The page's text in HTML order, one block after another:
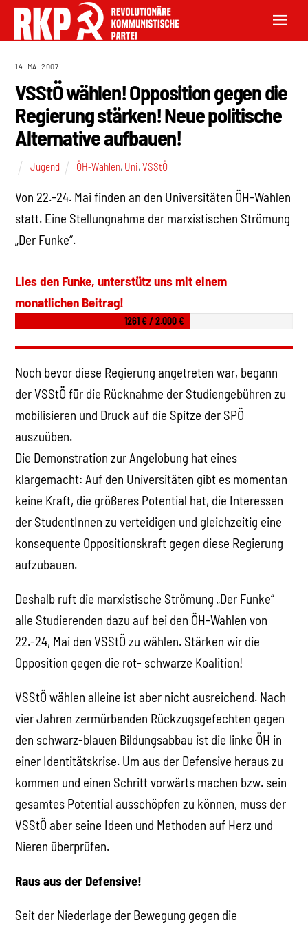
14. MAI 2007
VSStÖ wählen! Opposition gegen die
Regierung stärken! Neue politische
Alternative aufbauen!
Jugend ÖH-Wahlen, Uni,VSStÖ
Von 22.-24. Mai finden an den Universitäten ÖH-Wahlen
statt. Eine Stellungnahme der marxistischen Strömung
„Der Funke“.
Lies den Funke, unterstütz uns mit einem
monatlichen Beitrag!
1261 € / 2.000 €
Noch bevor diese Regierung angetreten war, begann
der VSStÖ für die Rücknahme der Studiengebühren zu
mobilisieren und Druck auf die Spitze der SPÖ
auszuüben.
Die Demonstration zur Angelobung hat eines
klargemacht: Auf den Universitäten gibt es momentan
keine Kraft, die größeres Potential hat, die Interessen
der StudentInnen zu verteidigen und gleichzeitig eine
konsequente Oppositionskraft gegen diese Regierung
aufzubauen.
Deshalb ruft die marxistische Strömung „Der Funke“
alle Studierenden dazu auf bei den ÖH-Wahlen von
22.-24, Mai den VSStÖ zu wählen. Stärken wir die
Opposition gegen die rot- schwarze Koalition!
VSStÖ wählen alleine ist aber nicht ausreichend. Nach
vier Jahren zermürbenden Rückzugsgefechten gegen
den schwarz-blauen Bildungsabbau ist die linke ÖH in
einer Identitätskrise. Um aus der Defensive heraus zu
kommen und einen Schritt vorwärts machen bzw. sein
gesamtes Potential ausschöpfen zu können, muss der
VSStÖ aber seine Ideen und Methoden auf Herz und
Nieren überprüfen.
Raus aus der Defensive!
Seit der Niederlage der Bewegung gegen die